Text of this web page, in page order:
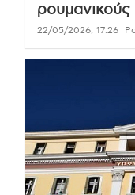
ρουμανικούς
22/05/2026, 17:26